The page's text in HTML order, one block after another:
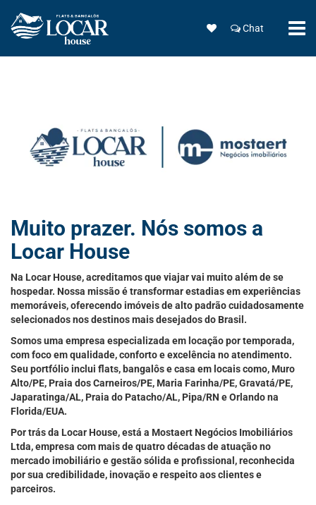
Chat
Muito prazer. Nós somos a
Locar House
Na Locar House, acreditamos que viajar vai muito além de se
hospedar. Nossa missão é transformar estadias em experiências
memoráveis, oferecendo imóveis de alto padrão cuidadosamente
selecionados nos destinos mais desejados do Brasil.
Somos uma empresa especializada em locação por temporada,
com foco em qualidade, conforto e excelência no atendimento.
Seu portfólio inclui flats, bangalôs e casa em locais como, Muro
Alto/PE, Praia dos Carneiros/PE, Maria Farinha/PE, Gravatá/PE,
Japaratinga/AL, Praia do Patacho/AL, Pipa/RN e Orlando na
Florida/EUA.
Por trás da Locar House, está a Mostaert Negócios Imobiliários
Ltda, empresa com mais de quatro décadas de atuação no
mercado imobiliário e gestão sólida e profissional, reconhecida
por sua credibilidade, inovação e respeito aos clientes e
parceiros.